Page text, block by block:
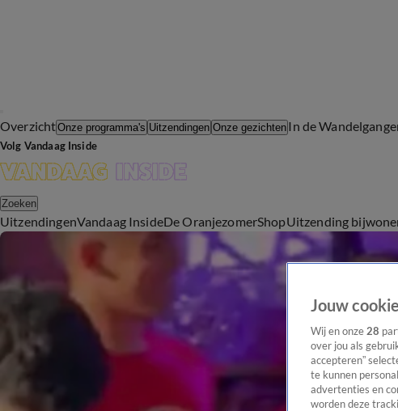
OverzichtOnze programma's Uitzendingen Onze gezichten In de
Volg Vandaag Inside
Zoeken
UitzendingenVandaag InsideDe OranjezomerShopUitzending
Jouw
Wij en onze 28
over jou als
accepteren”
te kunnen
advertenties en
worden deze